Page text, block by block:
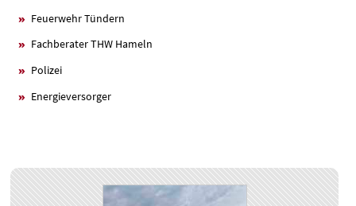
Feuerwehr Tündern
Fachberater THW Hameln
Polizei
Energieversorger